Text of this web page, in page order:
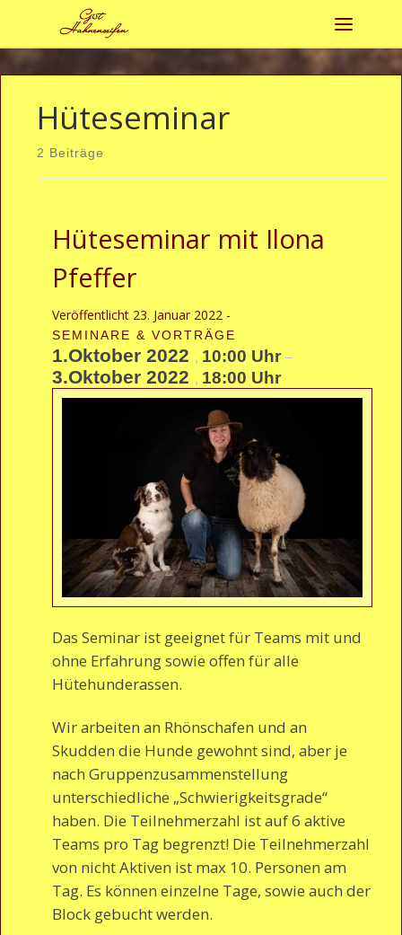
Zum Inhalt springen
Hüteseminar
2 Beiträge
Hüteseminar mit Ilona
Pfeffer
Veröffentlicht 23. Januar 2022-
SEMINARE & VORTRÄGE
1.Oktober 2022 , 10:00 Uhr –
3.Oktober 2022 , 18:00 Uhr
Das Seminar ist geeignet für Teams mit und
ohne Erfahrung sowie offen für alle
Hütehunderassen.
Wir arbeiten an Rhönschafen und an
Skudden die Hunde gewohnt sind, aber je
nach Gruppenzusammenstellung
unterschiedliche „Schwierigkeitsgrade“
haben. Die Teilnehmerzahl ist auf 6 aktive
Teams pro Tag begrenzt! Die Teilnehmerzahl
von nicht Aktiven ist max 10. Personen am
Tag. Es können einzelne Tage, sowie auch der
Block gebucht werden.